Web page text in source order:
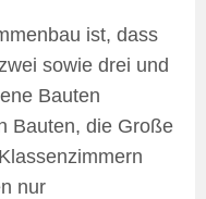
ist, dass
sowie drei und
Bauten
Bauten, die Große
nur